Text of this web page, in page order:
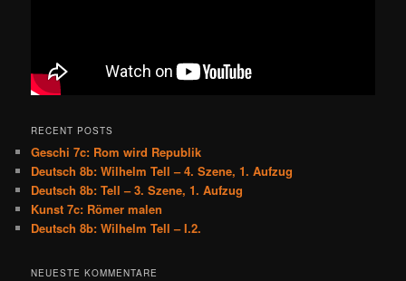
RECENT POSTS
Geschi 7c: Rom wird Republik
Deutsch 8b: Wilhelm Tell – 4. Szene, 1. Aufzug
Deutsch 8b: Tell – 3. Szene, 1. Aufzug
Kunst 7c: Römer malen
Deutsch 8b: Wilhelm Tell – I.2.
NEUESTE KOMMENTARE